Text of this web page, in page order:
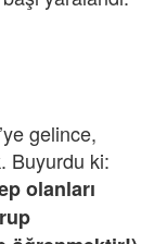
gelince,
Buyurdu ki:
olanları